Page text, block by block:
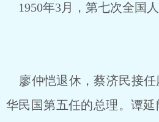
1950年3月，第七次全国人
廖仲恺退休，蔡济民接任
华民国第五任的总理。谭